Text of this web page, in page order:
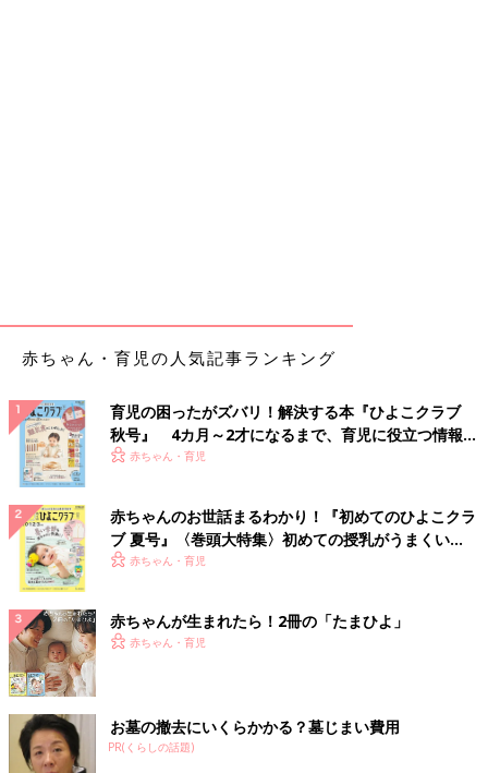
赤ちゃん・育児の人気記事ランキング
育児の困ったがズバリ！解決する本『ひよこクラブ
秋号』 4カ月～2才になるまで、育児に役立つ情報が
いっぱい！
赤ちゃん・育児
赤ちゃんのお世話まるわかり！『初めてのひよこクラ
ブ 夏号』〈巻頭大特集〉初めての授乳がうまくい
く！ おっぱい・ミルクの基本と夏のトラブル 解決テ
赤ちゃん・育児
赤ちゃんが生まれたら！2冊の「たまひよ」
赤ちゃん・育児
お墓の撤去にいくらかかる？墓じまい費用
PR(くらしの話題)